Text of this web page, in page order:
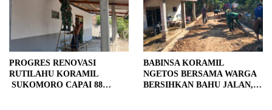
PROGRES RENOVASI
RUTILAHU KORAMIL
SUKOMORO CAPAI 88
BABINSA KORAMIL
NGETOS BERSAMA WARGA
BERSIHKAN BAHU JALAN,